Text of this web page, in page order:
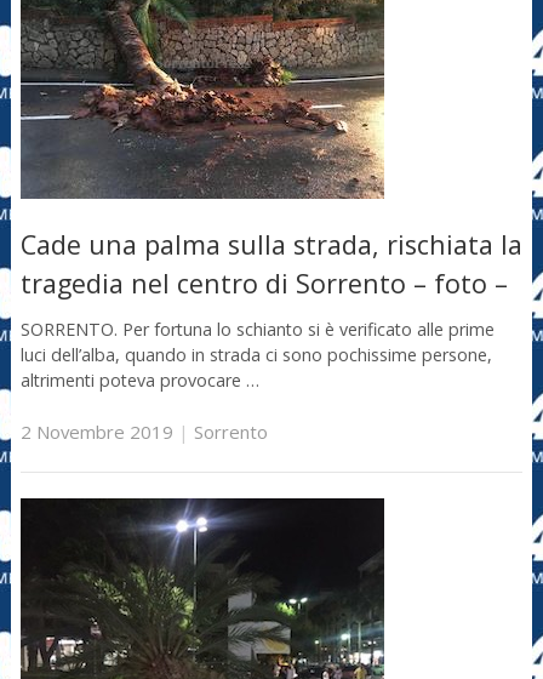
Cade una palma sulla strada, rischiata la
tragedia nel centro di Sorrento – foto –
SORRENTO. Per fortuna lo schianto si è verificato alle prime
luci dell’alba, quando in strada ci sono pochissime persone,
altrimenti poteva provocare …
2 Novembre 2019 | Sorrento